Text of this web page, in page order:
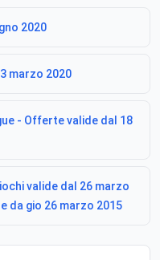
2020
marzo 2020
- Offerte valide dal 18
valide dal 26 marzo
da gio 26 marzo 2015